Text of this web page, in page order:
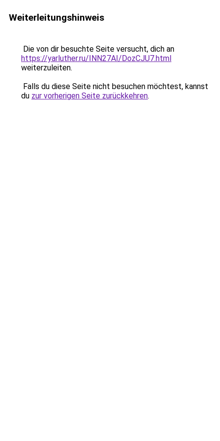
Weiterleitungshinweis
Die von dir besuchte Seite versucht, dich an
https://yarluther.ru/INN27AI/DozCJU7.html
weiterzuleiten.
Falls du diese Seite nicht besuchen möchtest, kannst
du zur vorherigen Seite zurückkehren.